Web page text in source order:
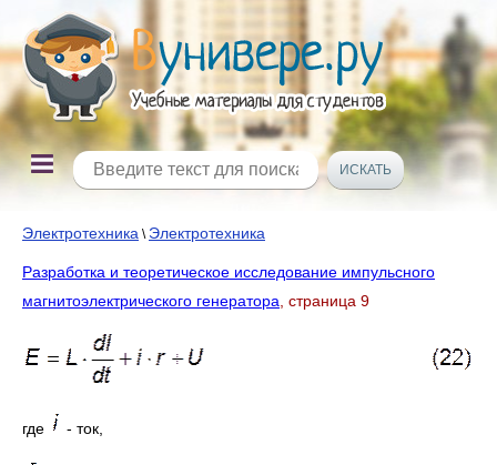
Электротехника \ Электротехника
Разработка и теоретическое исследование импульсного
магнитоэлектрического генератора , страница 9
где - ток,